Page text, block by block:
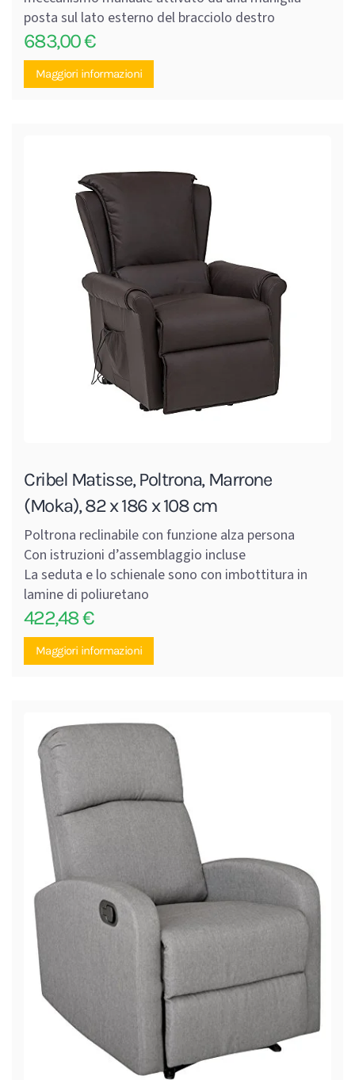
posta sul lato esterno del bracciolo destro
683,00€
Maggiori informazioni
Cribel Matisse, Poltrona, Marrone
(Moka), 82 x 186 x 108 cm
Poltrona reclinabile con funzione alza persona
Con istruzioni d’assemblaggio incluse
La seduta e lo schienale sono con imbottitura in
lamine di poliuretano
422,48€
Maggiori informazioni